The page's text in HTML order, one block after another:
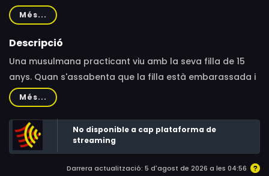
Youssouf Djaoro, Briya Gomdigue, Saleh Sambo, Hadje
Fatime N'Goua, Hamid Khayar, Emmanuel M'Baide
Rotoubam, Adjidé Mahamat, Aïssa Mbogo, Hawa
Odoum Guinlar, Darassalam Tahir, Djaïbé Noubadjim,
Abdoulaye Babale, Abdéramane Mahamat, Titina Djime,
Amira Issa Moussa, Hassan Djime, Emmanuel Guelbi
Més...
Descripció
Una musulmana practicant viu amb la seva filla de 15
anys. Quan s'assabenta que la filla està embarassada i
vol avortar el nen, s'enfronten a una situació impossible
en un país on l'avortament està condemnat legalment i
moralment.
Més...
No disponible a cap plataforma de
streaming
Darrera actualització: 5 d'agost de 2026 a les 04:56